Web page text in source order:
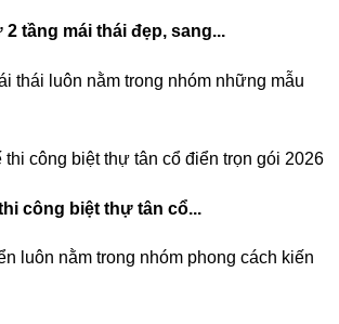
2 tầng mái thái đẹp, sang...
thái luôn nằm trong nhóm những mẫu
công biệt thự tân cổ...
luôn nằm trong nhóm phong cách kiến